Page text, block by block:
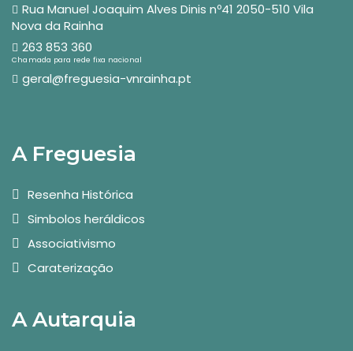
Rua Manuel Joaquim Alves Dinis nº41 2050-510 Vila
Nova da Rainha
263 853 360
Chamada para rede fixa nacional
geral@freguesia-vnrainha.pt
A Freguesia
Resenha Histórica
Simbolos heráldicos
Associativismo
Caraterização
A Autarquia